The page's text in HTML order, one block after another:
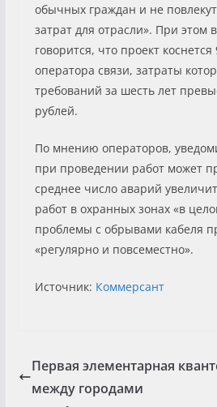
обычных граждан и не
затрат для отрасли». При этом
говорится, что проект
оператора связи, затраты
требований за шесть лет
рублей.
По мнению операторов,
при проведении работ может
среднее число аварий
работ в охранных зонах «в
проблемы с обрывами кабеля
«регулярно и повсеместно».
Источник: Коммерсант
Первая элементарная
между городами